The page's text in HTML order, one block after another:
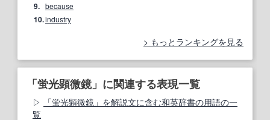
9. because
10.industry
もっとランキングを見る
「蛍光顕微鏡」に関連する表現一覧
「蛍光顕微鏡」を解説文に含む和英辞書の用語の一
覧